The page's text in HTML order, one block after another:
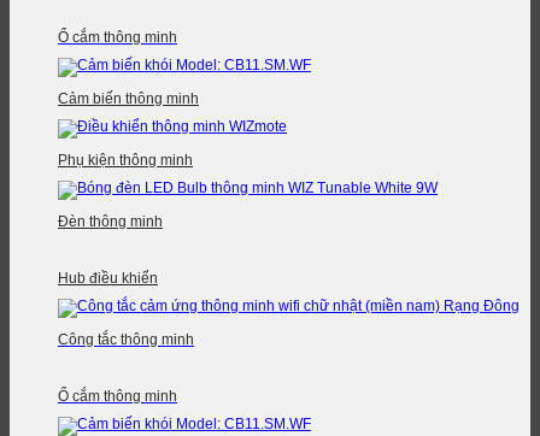
Ổ cắm thông minh
Cảm biến thông minh
Phụ kiện thông minh
Đèn thông minh
Hub điều khiển
Công tắc thông minh
Ổ cắm thông minh